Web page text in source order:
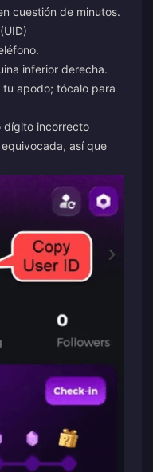
cuestión de minutos.
inferior derecha.
apodo; tócalo para
dígito incorrecto
así que